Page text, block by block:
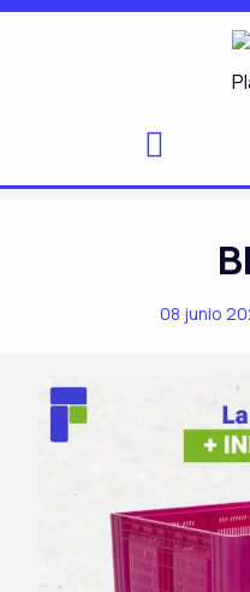
Ir
08 junio